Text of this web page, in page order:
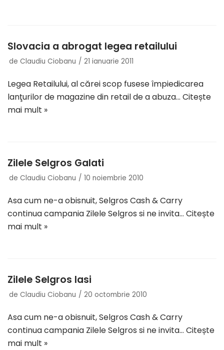
Slovacia a abrogat legea retailului
de Claudiu Ciobanu 21 ianuarie 2011
Legea Retailului, al cărei scop fusese împiedicarea
lanţurilor de magazine din retail de a abuza… Citește
mai mult »
Zilele Selgros Galati
de Claudiu Ciobanu 10 noiembrie 2010
Asa cum ne-a obisnuit, Selgros Cash & Carry
continua campania Zilele Selgros si ne invita… Citește
mai mult »
Zilele Selgros Iasi
de Claudiu Ciobanu 20 octombrie 2010
Asa cum ne-a obisnuit, Selgros Cash & Carry
continua campania Zilele Selgros si ne invita… Citește
mai mult »